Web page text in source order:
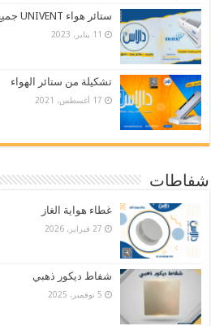
ستائر هواء UNIVENT جميع القياسات والمواصفات
11 يناير، 2023
تشكيلة من ستائر الهواء
17 أغسطس، 2021
شفاطات
غطاء هواية الغاز
27 فبراير، 2026
شفاط ديكور ذهبي
5 نوفمبر، 2025